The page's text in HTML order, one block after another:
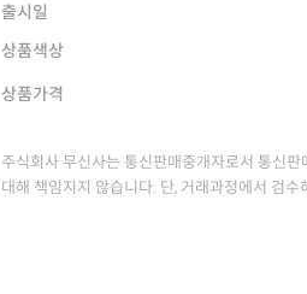
출시일
상품색상
상품가격
주식회사 무신사는 통신판매중개자로서 통신
대해 책임지지 않습니다. 단, 거래과정에서 검